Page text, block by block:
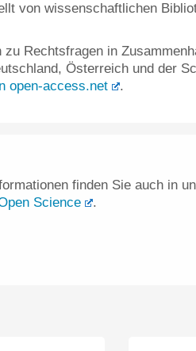
von wissenschaftlichen
Rechtsfragen in
Österreich und der
open-access.net
.
finden Sie auch in
Science
.